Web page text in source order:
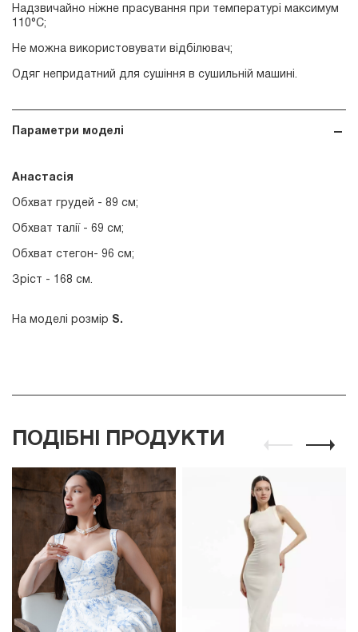
Надзвичайно ніжне прасування при температурі максимум
110°С;
Не можна використовувати відбілювач;
Одяг непридатний для сушіння в сушильній машині.
Параметри моделі
Анастасія
Обхват грудей - 89 см;
Обхват талії - 69 см;
Обхват стегон- 96 см;
Зріст - 168 см.
На моделі розмір S.
ПОДІБНІ ПРОДУКТИ